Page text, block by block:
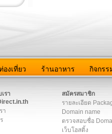
องเที่ยว ร้านอาหาร กิจกรร
รา
า
สมัครสมาชิก
รายละเอียด
Domain name
ตรวจสอบชื่อ
เว็บโฮสติ้ง